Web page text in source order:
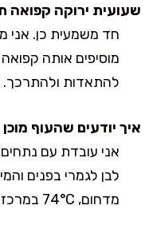
שעועית ירוקה קפואה
חד משמעית כן. אני
מוסיפים אותה
להתאדות ולהתרכך.
איך יודעים שהעוף
אני עובדת עם
לבן לגמרי בפנים
מדחום, 74°C במרכז זה מושלם.